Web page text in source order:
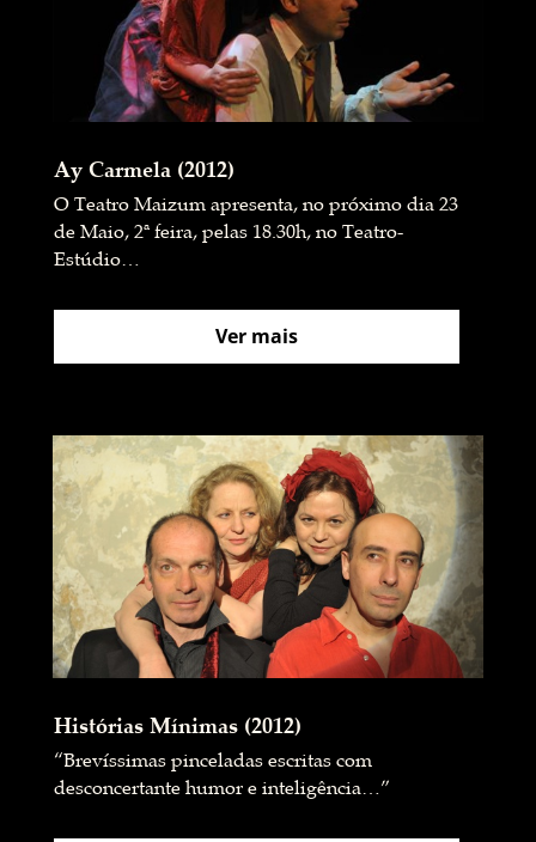
Ay Carmela (2012)
O Teatro Maizum apresenta, no próximo dia 23
de Maio, 2ª feira, pelas 18.30h, no Teatro-
Estúdio…
Ver mais
Histórias Mínimas (2012)
“Brevíssimas pinceladas escritas com
desconcertante humor e inteligência…”